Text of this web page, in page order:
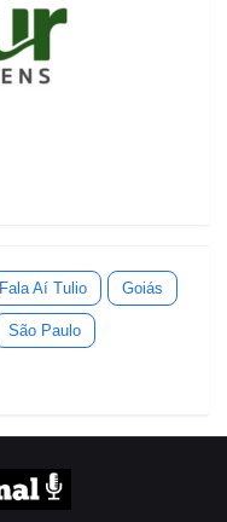
Fala Aí Tulio Goiás
São Paulo